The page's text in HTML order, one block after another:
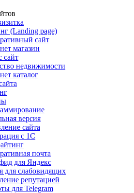
(Landing page)
сайт
магазин
сайт
недвижимости
каталог
версия
сайта
с 1С
почта
для Яндекс
для слабовидящих
репутацией
для Telegram